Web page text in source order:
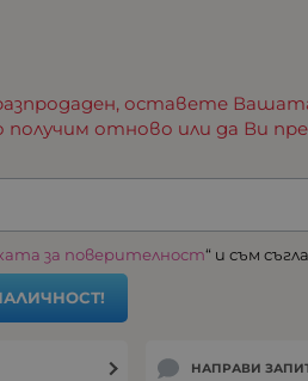
оставете
отново или да Ви
за поверителност“ и съм
НАПРАВИ